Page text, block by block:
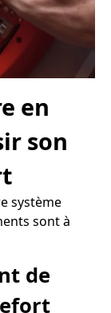
en
son
système
sont à
de